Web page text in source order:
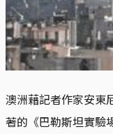
澳洲藉記者作家安
著的《巴勒斯坦實